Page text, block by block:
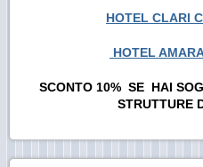
HOTEL CLARI
HOTEL
SCONTO 10% SE HAI
STRUTTURE